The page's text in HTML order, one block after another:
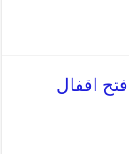
97477575 نجار فتح اقفال